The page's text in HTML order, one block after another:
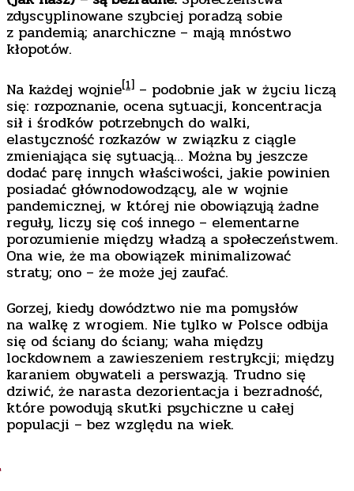
zdyscyplinowane szybciej poradzą sobie
z pandemią; anarchiczne – mają mnóstwo
kłopotów.
Na każdej wojnie[1] – podobnie jak w życiu liczą
się: rozpoznanie, ocena sytuacji, koncentracja
sił i środków potrzebnych do walki,
elastyczność rozkazów w związku z ciągle
zmieniająca się sytuacją… Można by jeszcze
dodać parę innych właściwości, jakie powinien
posiadać głównodowodzący, ale w wojnie
pandemicznej, w której nie obowiązują żadne
reguły, liczy się coś innego – elementarne
porozumienie między władzą a społeczeństwem.
Ona wie, że ma obowiązek minimalizować
straty; ono – że może jej zaufać.
Gorzej, kiedy dowództwo nie ma pomysłów
na walkę z wrogiem. Nie tylko w Polsce odbija
się od ściany do ściany; waha między
lockdownem a zawieszeniem restrykcji; między
karaniem obywateli a perswazją. Trudno się
dziwić, że narasta dezorientacja i bezradność,
które powodują skutki psychiczne u całej
populacji – bez względu na wiek.